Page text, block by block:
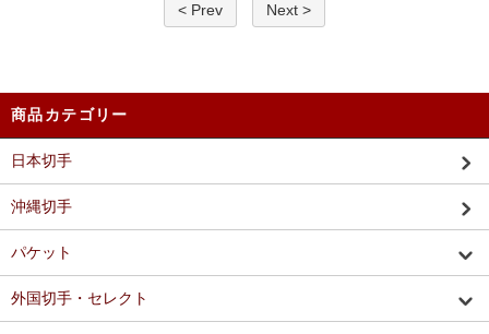
< Prev Next >
商品カテゴリー
日本切手
沖縄切手
パケット
外国切手・セレクト